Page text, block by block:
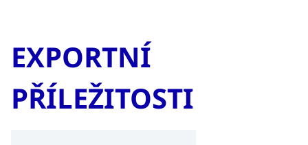
EXPORTNÍ
PŘÍLEŽITOSTI